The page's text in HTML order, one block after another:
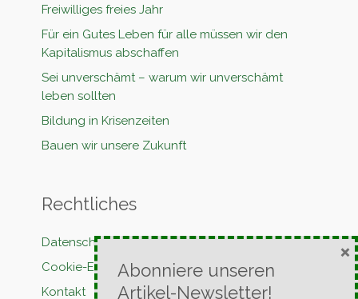
Freiwilliges freies Jahr
Für ein Gutes Leben für alle müssen wir den
Kapitalismus abschaffen
Sei unverschämt – warum wir unverschämt
leben sollten
Bildung in Krisenzeiten
Bauen wir unsere Zukunft
Rechtliches
Datenschutzerklärung
Cookie-Erklärung
Kontakt
Abonniere unseren
Artikel-Newsletter!
×